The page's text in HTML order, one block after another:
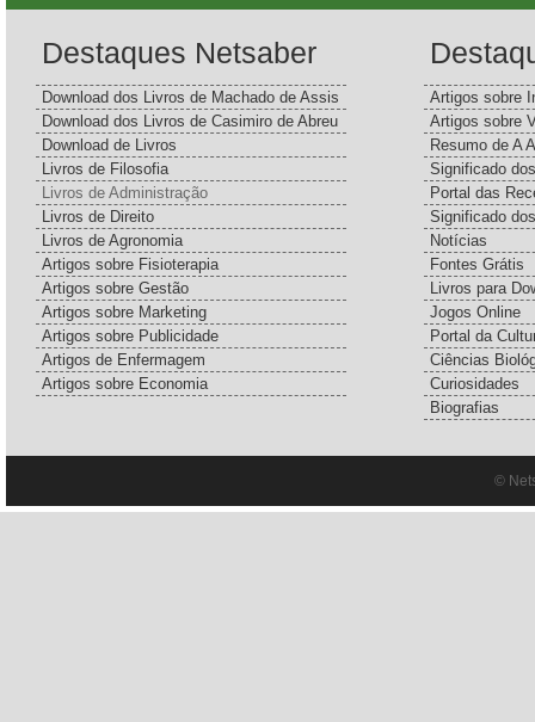
Destaques Netsaber
Download dos Livros de Machado de Assis
Download dos Livros de Casimiro de Abreu
Download de Livros
Livros de Filosofia
Livros de Administração
Livros de Direito
Livros de Agronomia
Artigos sobre Fisioterapia
Artigos sobre Gestão
Artigos sobre Marketing
Artigos sobre Publicidade
Artigos de Enfermagem
Artigos sobre Economia
Artigos sobre
Artigos sobre
Resumo de A
Significado
Portal das
Significado
Notícias
Fontes Grátis
Livros para
Jogos Online
Portal da
Ciências
Curiosidades
Biografias
©